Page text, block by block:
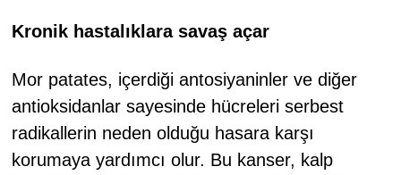
Kronik hastalıklara savaş açar
Mor patates, içerdiği antosiyaninler ve diğer
antioksidanlar sayesinde hücreleri serbest
radikallerin neden olduğu hasara karşı
korumaya yardımcı olur. Bu kanser, kalp